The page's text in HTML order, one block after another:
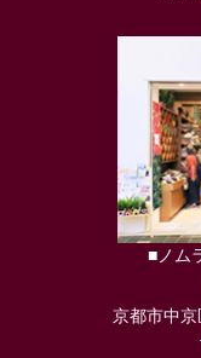
■ノム
京都市中